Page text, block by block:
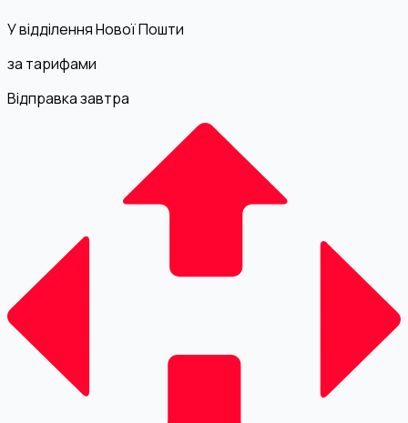
У відділення Нової Пошти
за тарифами
Відправка завтра